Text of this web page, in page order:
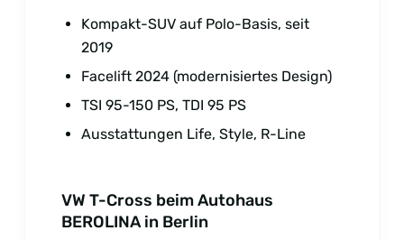
Kompakt-SUV auf Polo-Basis, seit
2019
Facelift 2024 (modernisiertes Design)
TSI 95-150 PS, TDI 95 PS
Ausstattungen Life, Style, R-Line
VW T-Cross beim Autohaus
BEROLINA in Berlin